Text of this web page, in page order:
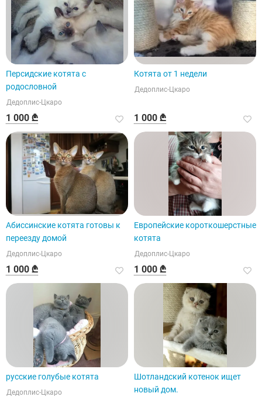
Персидские котята с
родословной
Дедоплис-Цкаро
1 000 ₾
Котята от 1 недели
Дедоплис-Цкаро
1 000 ₾
Абиссинские котята готовы к
переезду домой
Дедоплис-Цкаро
1 000 ₾
Европейские короткошерстные
котята
Дедоплис-Цкаро
1 000 ₾
русские голубые котята
Дедоплис-Цкаро
Шотландский котенок ищет
новый дом.